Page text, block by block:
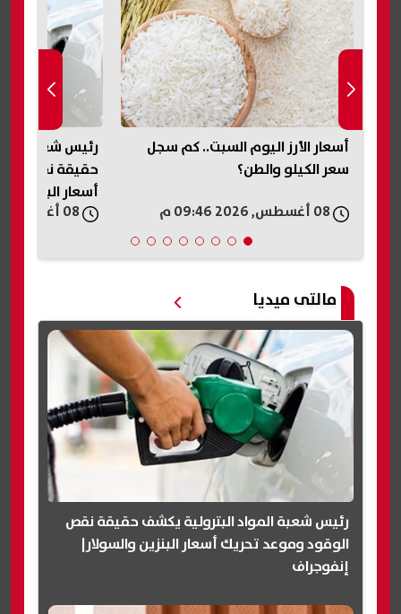
أسعار الأرز اليوم السبت.. كم سجل
سعر الكيلو والطن؟
رئيس شعبة
حقيقة نقص
أسعار البنزين
مالتى ميديا
رئيس شعبة المواد البترولية يكشف حقيقة نقص
الوقود وموعد تحريك أسعار البنزين والسولار|
إنفوجراف